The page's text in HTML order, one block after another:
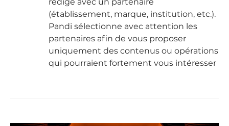
(établissement, marque, institution, etc.).
Pandi sélectionne avec attention les
partenaires afin de vous proposer
uniquement des contenus ou opérations
qui pourraient fortement vous intéresser